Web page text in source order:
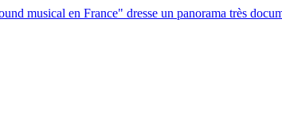
musical en France" dresse un panorama très